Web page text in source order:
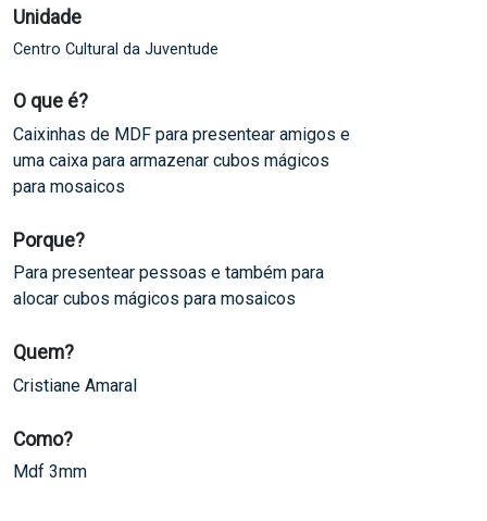
Unidade
Centro Cultural da Juventude
O que é?
Caixinhas de MDF para presentear amigos e
uma caixa para armazenar cubos mágicos
para mosaicos
Porque?
Para presentear pessoas e também para
alocar cubos mágicos para mosaicos
Quem?
Cristiane Amaral
Como?
Mdf 3mm